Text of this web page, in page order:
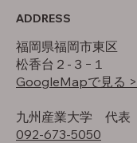
ADDRESS
福岡県福岡市東区
松香台２-３−１
GoogleMapで見る >
​九州産業大学 代表
092-673-5050